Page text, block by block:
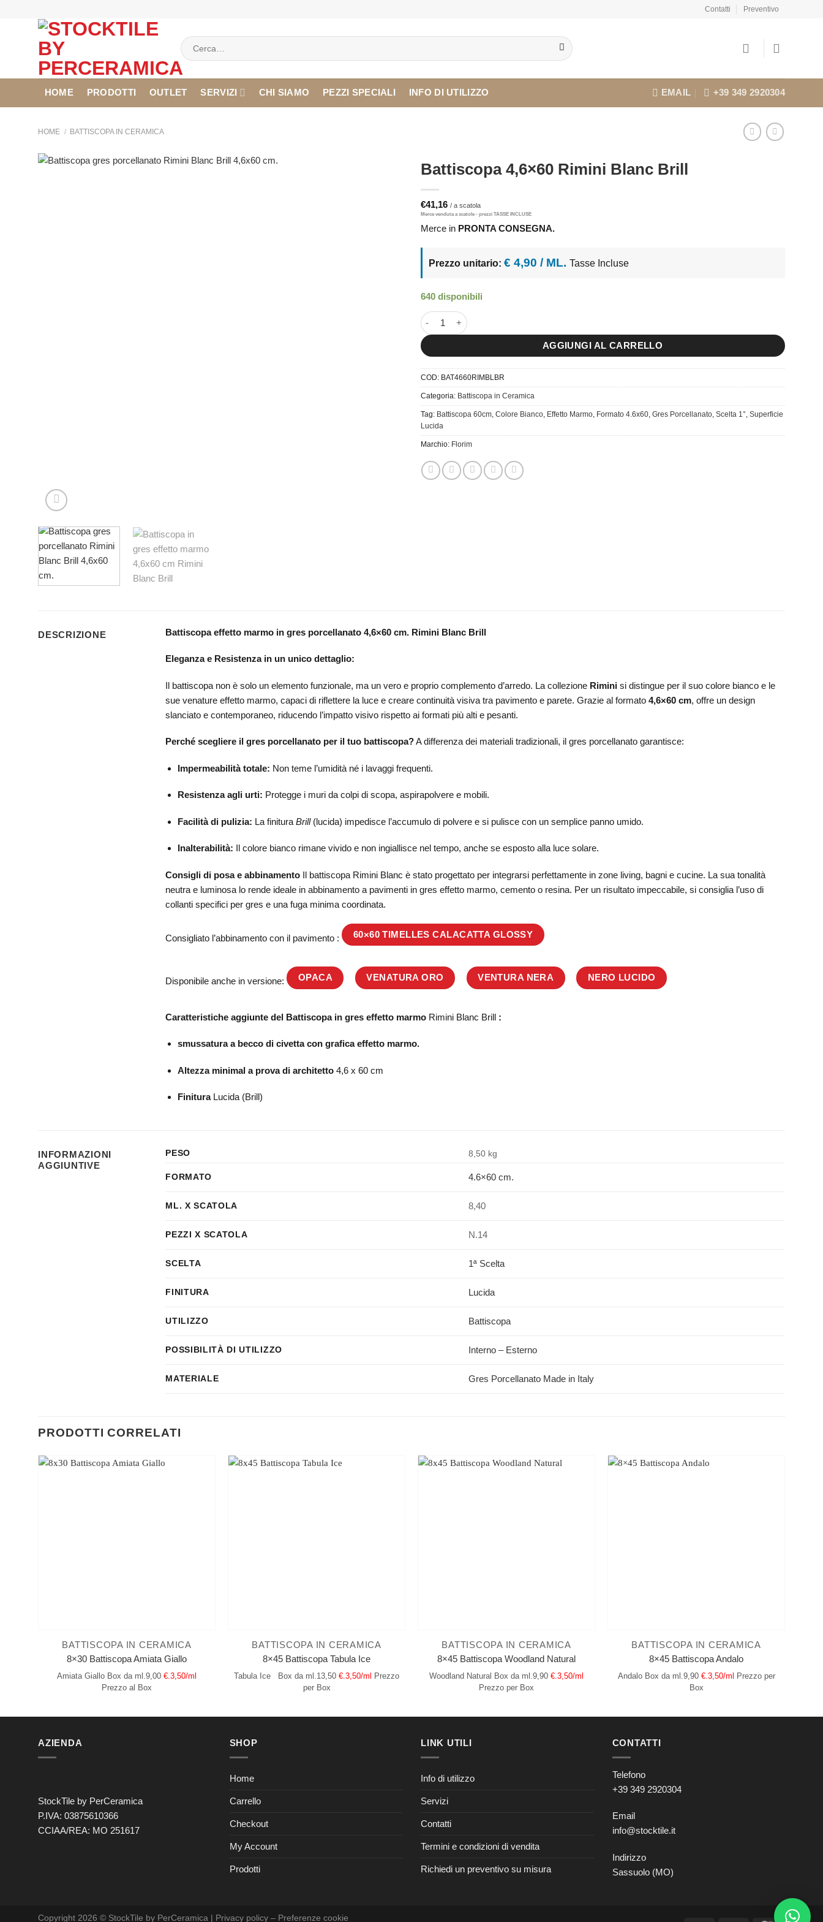
Contatti Preventivo
Cerca:
HOME PRODOTTI OUTLET SERVIZI CHI SIAMO PEZZI SPECIALI INFO DI UTILIZZO EMAIL +39 349 2920304
HOME / BATTISCOPA IN CERAMICA
Battiscopa 4,6×60 Rimini Blanc Brill
€41,16
Merce in PRONTA CONSEGNA.
Prezzo unitario: € 4,90 / ML. Tasse Incluse
640 disponibili
Battiscopa 4,6×60 Rimini Blanc Brill quantità
AGGIUNGI AL CARRELLO
COD: BAT4660RIMBLBR
Categoria: Battiscopa in Ceramica
Tag: Battiscopa 60cm, Colore Bianco, Effetto Marmo, Formato 4.6x60, Gres Porcellanato, Scelta 1°, Superficie
Lucida
Marchio: Florim
DESCRIZIONE Battiscopa effetto marmo in gres porcellanato 4,6×60 cm. Rimini Blanc Brill
Eleganza e Resistenza in un unico dettaglio:
Il battiscopa non è solo un elemento funzionale, ma un vero e proprio complemento d’arredo. La collezione Riminisi distingue per il suo colore bianco e le
sue venature effetto marmo, capaci di riflettere la luce e creare continuità visiva tra pavimento e parete. Grazie al formato4,6×60 cm, offre un design
slanciato e contemporaneo, riducendo l’impatto visivo rispetto ai formati più alti e pesanti.
Perché scegliere il gres porcellanato per il tuo battiscopa?A differenza dei materiali tradizionali, il gres porcellanato garantisce:
Impermeabilità totale: Non teme l’umidità né i lavaggi frequenti.
Resistenza agli urti: Protegge i muri da colpi di scopa, aspirapolvere e mobili.
Facilità di pulizia: La finitura Brill(lucida) impedisce l’accumulo di polvere e si pulisce con un semplice panno umido.
Inalterabilità: Il colore bianco rimane vivido e non ingiallisce nel tempo, anche se esposto alla luce solare.
Consigli di posa e abbinamento Il battiscopa Rimini Blanc è stato progettato per integrarsi perfettamente in zone living, bagni e cucine. La sua tonalità
neutra e luminosa lo rende ideale in abbinamento a pavimenti in gres effetto marmo, cemento o resina. Per un risultato impeccabile, si consiglia l’uso di
collanti specifici per gres e una fuga minima coordinata.
Consigliato l’abbinamento con il pavimento : 60×60 TIMELLES CALACATTA GLOSSY
Disponibile anche in versione: OPACA VENATURA ORO VENTURA NERA NERO LUCIDO
Caratteristiche aggiunte del Battiscopa in gres effetto marmo Rimini Blanc Brill :
smussatura a becco di civetta con grafica effetto marmo.
Altezza minimal a prova di architetto 4,6 x 60 cm
FinituraLucida (Brill)
INFORMAZIONI
AGGIUNTIVE
PESO 8,50 kg
FORMATO 4.6×60 cm.
ML. X SCATOLA 8,40
PEZZI X SCATOLA N.14
SCELTA 1ª Scelta
FINITURA Lucida
UTILIZZO Battiscopa
POSSIBILITÀ DI UTILIZZO Interno – Esterno
MATERIALE Gres Porcellanato Made in Italy
PRODOTTI CORRELATI
BATTISCOPA IN CERAMICA
8×30 Battiscopa Amiata Giallo
Amiata Giallo Box da ml.9,00 €.3,50/ml
Prezzo al Box
BATTISCOPA IN CERAMICA
8×45 Battiscopa Tabula Ice
Tabula Ice Box da ml.13,50 €.3,50/ml Prezzo
per Box
BATTISCOPA IN CERAMICA
8×45 Battiscopa Woodland Natural
Woodland Natural Box da ml.9,90 €.3,50/ml
Prezzo per Box
BATTISCOPA IN CERAMICA
8×45 Battiscopa Andalo
Andalo Box da ml.9,90 €.3,50/ml Prezzo per
Box
AZIENDA
StockTile by PerCeramica
P.IVA: 03875610366
CCIAA/REA: MO 251617
SHOP
Home
Carrello
Checkout
My Account
Prodotti
LINK UTILI
Info di utilizzo
Servizi
Contatti
Termini e condizioni di vendita
Richiedi un preventivo su misura
CONTATTI
Telefono
+39 349 2920304
Email
info@stocktile.it
Indirizzo
Sassuolo (MO)
Copyright 2026 © StockTile by PerCeramica | Privacy policy – Preferenze cookie